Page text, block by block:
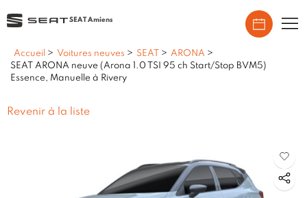
SEAT Amiens
Accueil > Voitures neuves > SEAT > ARONA >
SEAT ARONA neuve (Arona 1.0 TSI 95 ch Start/Stop BVM5)
Essence, Manuelle à Rivery
Revenir à la liste